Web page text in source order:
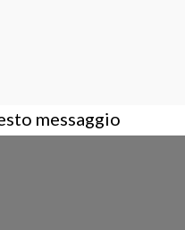
messaggio